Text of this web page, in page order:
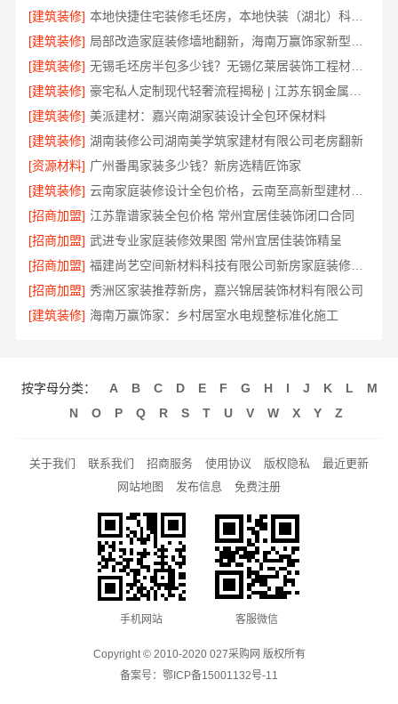
[建筑装修]
本地快捷住宅装修毛坯房，本地快装（湖北）科技有限公司专业交付
[建筑装修]
[建筑装修]
无锡毛坯房半包多少钱？无锡亿莱居装饰工程材料有限公司为您提供参考
[建筑装修]
[建筑装修] 美派建材：嘉兴南湖家装设计全包环保材料
[建筑装修] 湖南装修公司湖南美学筑家建材有限公司老房翻新
[资源材料] 广州番禺家装多少钱？新房选精匠饰家
[建筑装修]
云南家庭装修设计全包价格，云南至高新型建材有限公司闭口合同
[招商加盟] 江苏靠谱家装全包价格 常州宜居佳装饰闭口合同
[招商加盟] 武进专业家庭装修效果图 常州宜居佳装饰精呈
[招商加盟]
福建尚艺空间新材料科技有限公司新房家庭装修硬装施工服务
[招商加盟] 秀洲区家装推荐新房，嘉兴锦居装饰材料有限公司
[建筑装修] 海南万赢饰家：乡村居室水电规整标准化施工
按字母分类： A B C D E F G H I J K L
M
N
O P Q R S T U V W X Y Z
关于我们 联系我们 招商服务 使用协议 版权隐私
最近更新
网站地图
发布信息 免费注册
手机网站 客服微信
Copyright © 2010-2020 027采购网 版权所有
备案号： 鄂ICP备15001132号-11